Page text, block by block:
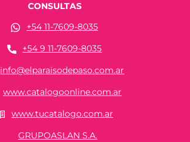
CONSULTAS
+54 11-7609-8035
+54 9 11-7609-8035
info@elparaisodepaso.com.ar
www.catalogoonline.com.ar
www.tucatalogo.com.ar
GRUPOASLAN S.A.